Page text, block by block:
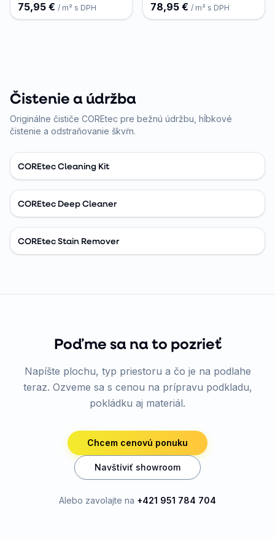
75,95 € / m² s DPH 78,95 € / m² s DPH
Čistenie a údržba
Originálne čističe COREtec pre bežnú údržbu, hĺbkové
čistenie a odstraňovanie škvŕn.
COREtec Cleaning Kit
COREtec Deep Cleaner
COREtec Stain Remover
Poďme sa na to pozrieť
Napíšte plochu, typ priestoru a čo je na podlahe
teraz. Ozveme sa s cenou na prípravu podkladu,
pokládku aj materiál.
Chcem cenovú ponuku
Navštíviť showroom
Alebo zavolajte na +421 951 784 704